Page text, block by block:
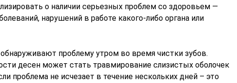
о наличии серьезных проблем со здоровьем —
нарушений в работе какого-либо органа или
проблему утром во время чистки зубов.
десен может стать травмирование слизистых оболочек
проблема не исчезает в течение нескольких дней – это